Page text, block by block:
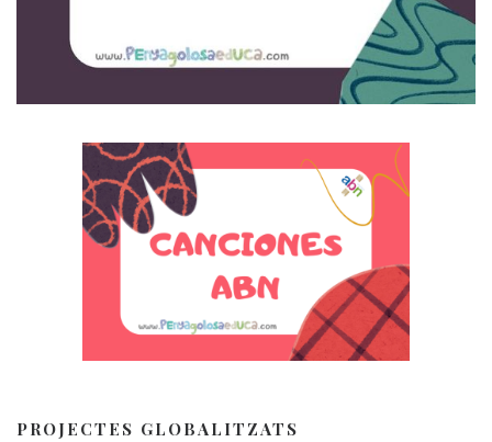
PROJECTES GLOBALITZATS